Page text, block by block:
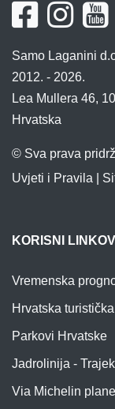
Samo Laganini
2012. - 2026.
Lea Mullera 46,
Hrvatska
© Sva prava
Uvjeti i Pravila
KORISNI LINKOVI
Vremenska
Hrvatska
Parkovi Hrvatske
Jadrolinija -
Via Michelin